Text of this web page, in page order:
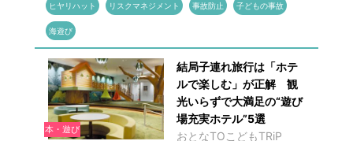
ヒヤリハット リスクマネジメント 事故防止 子どもの事故
海遊び
本・遊び
結局子連れ旅行は「ホテ
ルで楽しむ」が正解 観
光いらずで大満足の“遊び
場充実ホテル”5選
おとなTOこどもTRiP